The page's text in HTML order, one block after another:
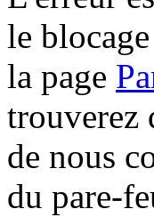
le
la page
trouverez
de nous
du pare-